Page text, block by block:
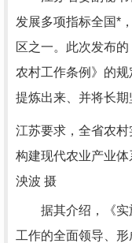
发展多项指标全国*
区之一。此次发布
农村工作条例》的
提炼出来、并将长期
江苏要求，全省农
构建现代农业产业
泱波 摄
据其介绍，《实
工作的全面领导、形